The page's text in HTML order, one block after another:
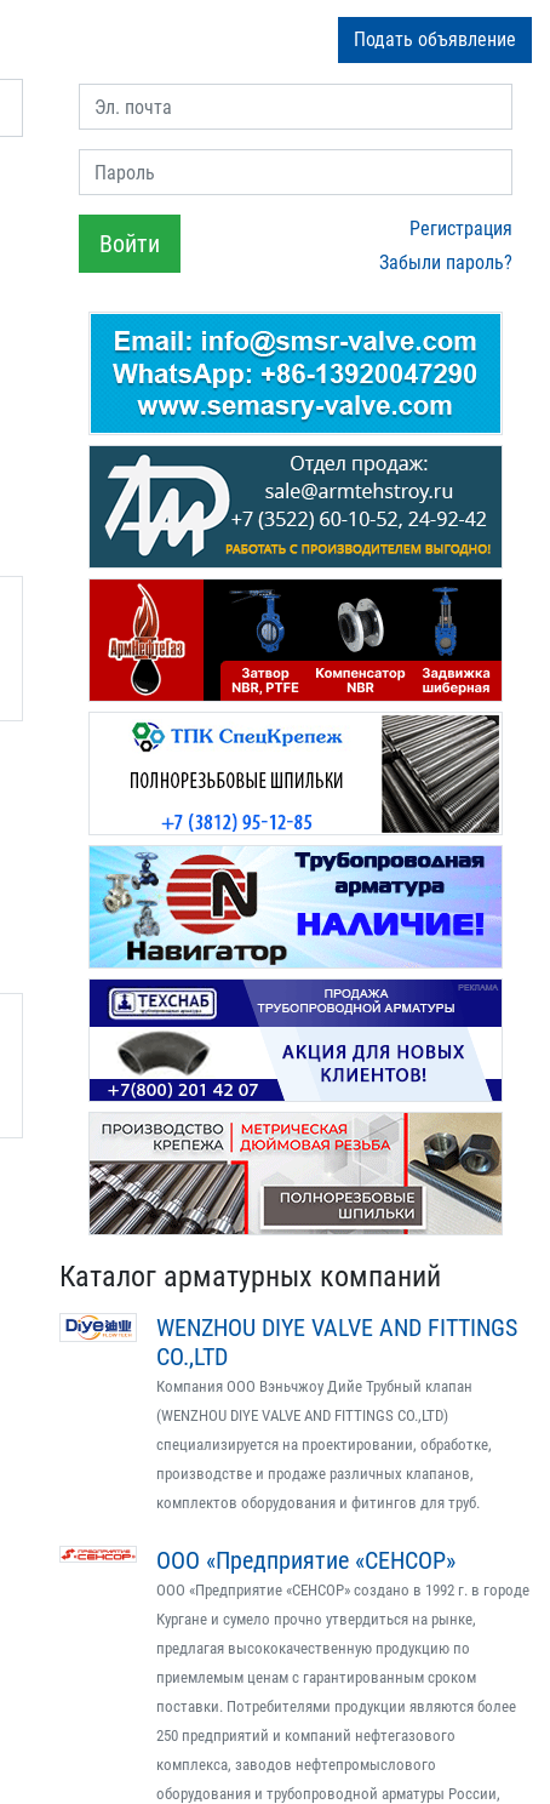
Подать объявление
Эл. почта
Пароль
Войти
Регистрация
Забыли пароль?
Каталог арматурных компаний
WENZHOU DIYE VALVE AND FITTINGS
CO.,LTD
Компания ООО Вэньчжоу Дийе Трубный клапан
(WENZHOU DIYE VALVE AND FITTINGS CO.,LTD)
специализируется на проектировании, обработке,
производстве и продаже различных клапанов,
комплектов оборудования и фитингов для труб.
ООО «Предприятие «СЕНСОР»
ООО «Предприятие «СЕНСОР» создано в 1992 г. в городе
Кургане и сумело прочно утвердиться на рынке,
предлагая высококачественную продукцию по
приемлемым ценам с гарантированным сроком
поставки. Потребителями продукции являются более
250 предприятий и компаний нефтегазового
комплекса, заводов нефтепромыслового
оборудования и трубопроводной арматуры России,